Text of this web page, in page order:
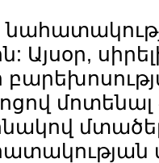
Այսօր,
մոտենալ
մտածել